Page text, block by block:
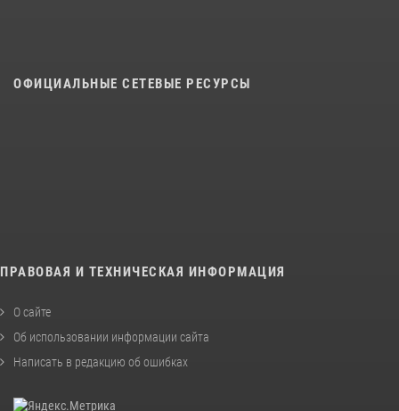
ОФИЦИАЛЬНЫЕ СЕТЕВЫЕ РЕСУРСЫ
ПРАВОВАЯ И ТЕХНИЧЕСКАЯ ИНФОРМАЦИЯ
О сайте
Об использовании информации сайта
Написать в редакцию об ошибках